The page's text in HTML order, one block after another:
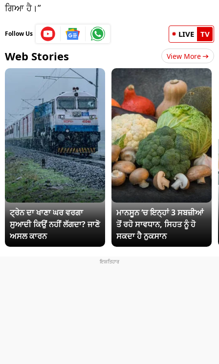
ਗਿਆ ਹੈ।”
Follow Us LIVE TV
Web Stories View More
ਟ੍ਰੇਨ ਦਾ ਖਾਣਾ ਘਰ ਵਰਗਾ
ਸੁਆਦੀ ਕਿਉਂ ਨਹੀਂ ਲੱਗਦਾ? ਜਾਣੋ
ਅਸਲ ਕਾਰਨ
ਮਾਨਸੂਨ ‘ਚ ਇਨ੍ਹਾਂ 3 ਸਬਜ਼ੀਆਂ
ਤੋਂ ਰਹੋ ਸਾਵਧਾਨ, ਸਿਹਤ ਨੂੰ ਹੋ
ਸਕਦਾ ਹੈ ਨੁਕਸਾਨ